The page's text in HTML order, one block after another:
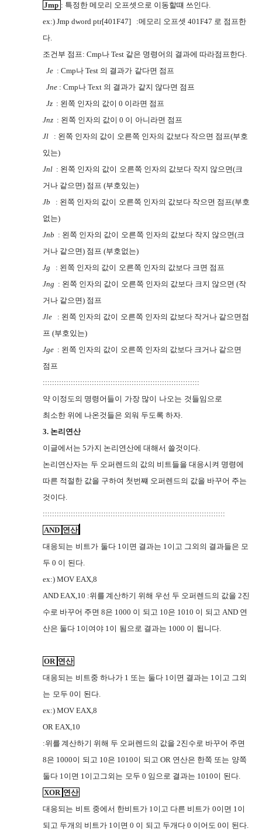
Jmp : 특정한 메모리 오프셋으로 이동할떄 쓰인다.
ex:) Jmp dword ptr[401F47]
:메모리 오프셋 401F47 로 점프한
다.
조건부 점프: Cmp나 Test 같은 명령어의 결과에 따라점프한다.
Je : Cmp나 Test 의 결과가 같다면 점프
Jne : Cmp나 Text 의 결과가 같지 않다면 점프
Jz : 왼쪽 인자의 값이 0 이라면 점프
Jnz : 왼쪽 인자의 값이 0 이 아니라면 점프
Jl
: 왼쪽 인자의 값이 오른쪽 인자의 값보다 작으면 점프(부호
있는)
Jnl : 왼쪽 인자의 값이 오른쪽 인자의 값보다 작지 않으면(크
거나 같으면) 점프 (부호있는)
Jb
: 왼쪽 인자의 값이 오른쪽 인자의 값보다 작으면 점프(부호
없는)
Jnb : 왼쪽 인자의 값이 오른쪽 인자의 값보다 작지 않으면(크
거나 같으면) 점프 (부호없는)
Jg
: 왼쪽 인자의 값이 오른쪽 인자의 값보다 크면 점프
Jng : 왼쪽 인자의 값이 오른쪽 인자의 값보다 크지 않으면 (작
거나 같으면) 점프
Jle
: 왼쪽 인자의 값이 오른쪽 인자의 값보다 작거나 같으면점
프 (부호있는)
Jge : 왼쪽 인자의 값이 오른쪽 인자의 값보다 크거나 같으면
점프
:::::::::::::::::::::::::::::::::::::::::::::::::::::::::::::::::::
약 이정도의 명령어들이 가장 많이 나오는 것들임으로
최소한 위에 나온것들은 외워 두도록 하자.
3. 논리연산
이글에서는 5가지 논리연산에 대해서 쓸것이다.
논리연산자는 두 오퍼렌드의 값의 비트들을 대응시켜 명령에
따른 적절한 값을 구하여 첫번쨰 오퍼렌드의 값을 바꾸어 주는
것이다.
::::::::::::::::::::::::::::::::::::::::::::::::::::::::::::::::::::::::::::::
AND 연산
대응되는 비트가 둘다 1이면 결과는 1이고 그외의 결과들은 모
두 0 이 된다.
ex:) MOV EAX,8
AND EAX,10 :위를 계산하기 위해 우선 두 오퍼렌드의 값을 2진
수로 바꾸어 주면 8은 1000 이 되고 10은 1010 이 되고AND 연
산은 둘다 1이여야 1이 됨으로 결과는 1000 이 됩니다.
OR 연산
대응되는 비트중 하나가 1 또는 둘다 1이면 결과는 1이고 그외
는 모두 0이 된다.
ex:) MOV EAX,8
OR EAX,10
:위를 계산하기 위해 두 오퍼렌드의 값을 2진수로 바꾸어 주면
8은 1000이 되고 10은 1010이 되고OR 연산은 한쪽 또는 양쪽
둘다 1이면 1이고그외는 모두 0 임으로 결과는 1010이 된다.
XOR 연산
대응되는 비트 중에서 한비트가 1이고 다른 비트가 0이면 1이
되고 두개의 비트가 1이면 0 이 되고 두개다0 이어도 0이 된다.